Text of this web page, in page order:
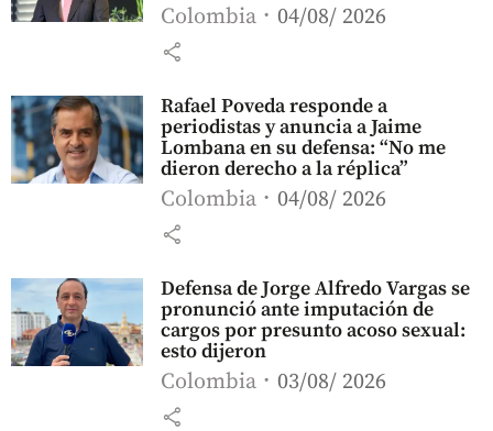
Colombia 04/08/ 2026
share
Rafael Poveda responde a
periodistas y anuncia a Jaime
Lombana en su defensa: “No me
dieron derecho a la réplica”
Colombia 04/08/ 2026
share
Defensa de Jorge Alfredo Vargas se
pronunció ante imputación de
cargos por presunto acoso sexual:
esto dijeron
Colombia 03/08/ 2026
share